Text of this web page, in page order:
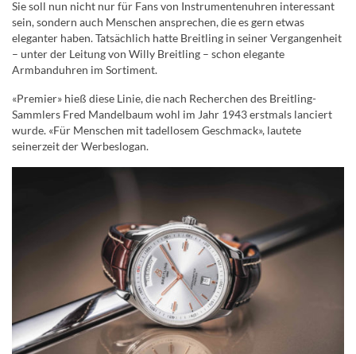
Sie soll nun nicht nur für Fans von Instrumentenuhren interessant
sein, sondern auch Menschen ansprechen, die es gern etwas
eleganter haben. Tatsächlich hatte Breitling in seiner Vergangenheit
– unter der Leitung von Willy Breitling – schon elegante
Armbanduhren im Sortiment.
«Premier» hieß diese Linie, die nach Recherchen des Breitling-
Sammlers Fred Mandelbaum wohl im Jahr 1943 erstmals lanciert
wurde. «Für Menschen mit tadellosem Geschmack», lautete
seinerzeit der Werbeslogan.